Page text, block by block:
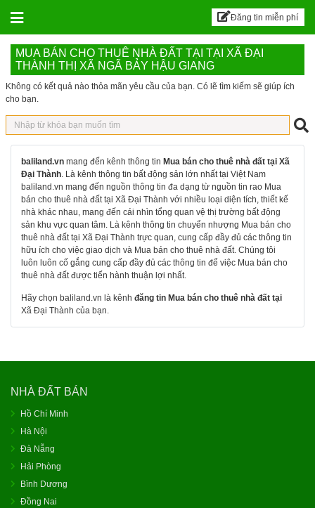
BALILAND – Sàn
Đăng tin miễn phí
MUA BÁN CHO THUÊ NHÀ ĐẤT TẠI TẠI XÃ ĐẠI
THÀNH THỊ XÃ NGÃ BẢY HẬU GIANG
Không có kết quả nào thỏa mãn yêu cầu của bạn. Có lẽ tìm kiếm sẽ giúp ích
cho bạn.
baliland.vn mang đến kênh thông tin Mua bán cho thuê nhà đất tại Xã
Đại Thành. Là kênh thông tin bất động sản lớn nhất tại Việt Nam
baliland.vn mang đến nguồn thông tin đa dạng từ nguồn tin rao Mua
bán cho thuê nhà đất tại Xã Đại Thành với nhiều loại diện tích, thiết kế
nhà khác nhau, mang đến cái nhìn tổng quan vệ thị trường bất động
sản khu vực quan tâm. Là kênh thông tin chuyển nhượng Mua bán cho
thuê nhà đất tại Xã Đại Thành trực quan, cung cấp đầy đủ các thông tin
hữu ích cho việc giao dịch và Mua bán cho thuê nhà đất. Chúng tôi
luôn luôn cố gắng cung cấp đầy đủ các thông tin để việc Mua bán cho
thuê nhà đất được tiến hành thuận lợi nhất.
Hãy chọn baliland.vn là kênh đăng tin Mua bán cho thuê nhà đất tại
Xã Đại Thành của bạn.
NHÀ ĐẤT BÁN
Hồ Chí Minh
Hà Nội
Đà Nẵng
Hải Phòng
Bình Dương
Đồng Nai